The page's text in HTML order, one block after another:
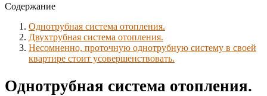
Содержание
Однотрубная система отопления.
Двухтрубная система отопления.
Несомненно, проточную однотрубную систему в своей
квартире стоит усовершенствовать.
Однотрубная система отопления.